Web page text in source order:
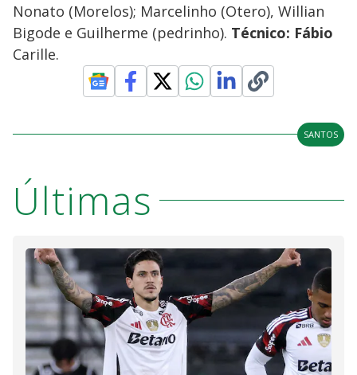
Nonato (Morelos); Marcelinho (Otero), Willian
Bigode e Guilherme (pedrinho). Técnico: Fábio
Carille.
SANTOS
Últimas